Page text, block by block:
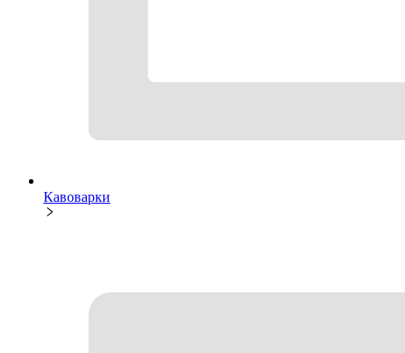
Кавоварки